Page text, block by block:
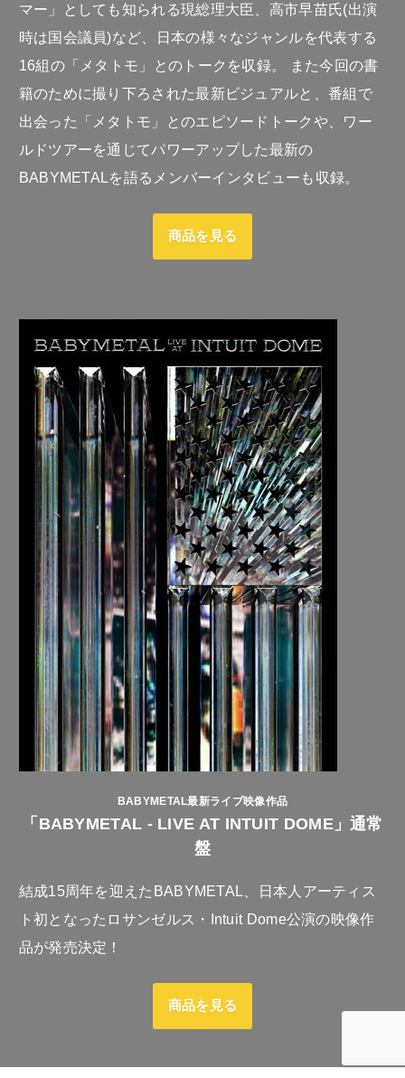
マー」としても知られる現総理大臣、高市早苗氏(出演
時は国会議員)など、日本の様々なジャンルを代表する
16組の「メタトモ」とのトークを収録。 また今回の書
籍のために撮り下ろされた最新ビジュアルと、番組で
出会った「メタトモ」とのエピソードトークや、ワー
ルドツアーを通じてパワーアップした最新の
BABYMETALを語るメンバーインタビューも収録。
商品を見る
BABYMETAL最新ライブ映像作品
「BABYMETAL - LIVE AT INTUIT DOME」通常
盤
結成15周年を迎えたBABYMETAL、日本人アーティス
ト初となったロサンゼルス・Intuit Dome公演の映像作
品が発売決定！
商品を見る